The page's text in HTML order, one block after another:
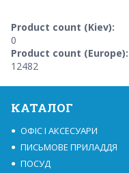
Product count (Kiev):
0
Product count (Europe):
12482
КАТАЛОГ
ОФІС І АКСЕСУАРИ
ПИСЬМОВЕ ПРИЛАДДЯ
ПОСУД